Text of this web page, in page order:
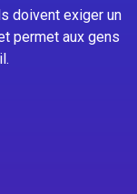
doivent exiger un
permet aux gens